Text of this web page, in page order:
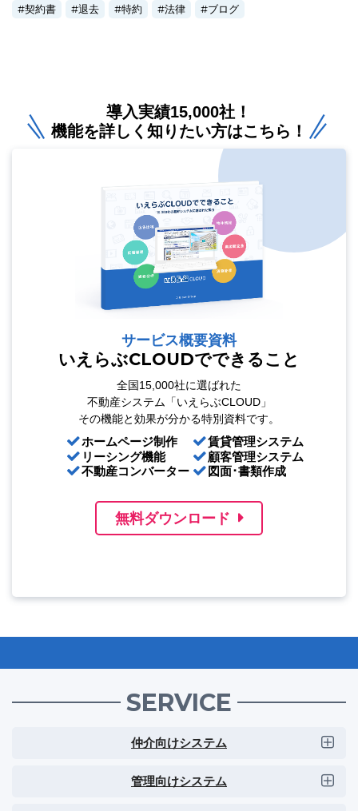
契約書
退去 特約 法律 ブログ
導入実績15,000社！
機能を詳しく知りたい方はこちら！
サービス概要資料
いえらぶCLOUDでできること
全国15,000社に選ばれた
不動産システム「いえらぶCLOUD」
その機能と効果が分かる特別資料です。
ホームページ制作
リーシング機能
不動産コンバーター
賃貸管理システム
顧客管理システム
図面･書類作成
無料ダウンロード
SERVICE
仲介向けシステム
管理向けシステム